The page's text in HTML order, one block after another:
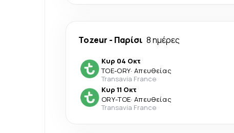
Tozeur - Παρίσι 8 ημέρες
Κυρ 04 Οκτ
TOE-ORY· Απευθείας
Transavia France
Κυρ 11 Οκτ
ORY-TOE· Απευθείας
Transavia France